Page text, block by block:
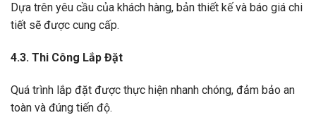
Dựa trên yêu cầu của khách hàng, bản thiết kế và báo giá chi
tiết sẽ được cung cấp.
4.3. Thi Công Lắp Đặt
Quá trình lắp đặt được thực hiện nhanh chóng, đảm bảo an
toàn và đúng tiến độ.